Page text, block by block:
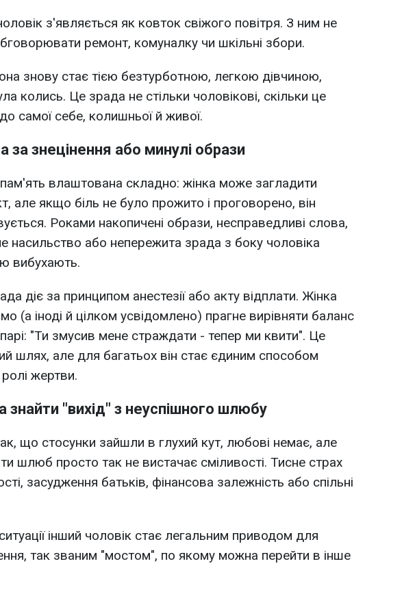
з'являється як ковток свіжого повітря. З ним не
ремонт, комуналку чи шкільні збори.
знову стає тією безтурботною, легкою дівчиною,
колись. Це зрада не стільки чоловікові, скільки це
самої себе, колишньої й живої.
за знецінення або минулі образи
влаштована складно: жінка може загладити
але якщо біль не було прожито і проговорено, він
Роками накопичені образи, несправедливі слова,
насильство або непережита зрада з боку чоловіка
вибухають.
діє за принципом анестезії або акту відплати. Жінка
(а іноді й цілком усвідомлено) прагне вирівняти баланс
"Ти змусив мене страждати - тепер ми квити". Це
шлях, але для багатьох він стає єдиним способом
жертви.
знайти "вихід" з неуспішного шлюбу
що стосунки зайшли в глухий кут, любові немає, але
шлюб просто так не вистачає сміливості. Тисне страх
засудження батьків, фінансова залежність або спільні
інший чоловік стає легальним приводом для
так званим "мостом", по якому можна перейти в інше